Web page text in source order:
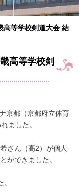
高等学校剣道大会 結
高等学校剣
京都（京都府立体育
ました。
さん（高2）が個人
ができました。